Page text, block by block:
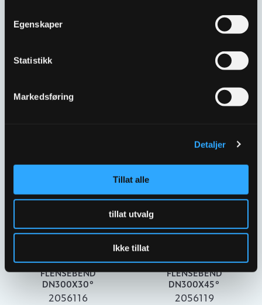
Egenskaper
Statistikk
Markedsføring
Detaljer
Tillat alle
tillat utvalg
Ikke tillat
DN300X11½°
ULEFOS ESCO
DN300X22½°
ULEFOS ESCO
FLENSEBEND
DN300X30°
2056116
ULEFOS ESCO
FLENSEBEND
DN300X45°
2056119